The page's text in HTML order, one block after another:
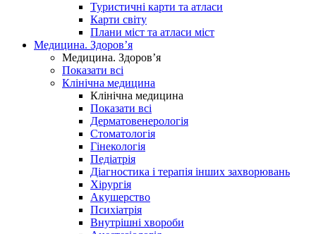
Туристичні карти та атласи
Карти світу
Плани міст та атласи міст
Медицина. Здоров’я
Медицина. Здоров’я
Показати всі
Клінічна медицина
Клінічна медицина
Показати всі
Дерматовенерологія
Стоматологія
Гінекологія
Педіатрія
Діагностика і терапія інших захворювань
Хірургія
Акушерство
Психіатрія
Внутрішні хвороби